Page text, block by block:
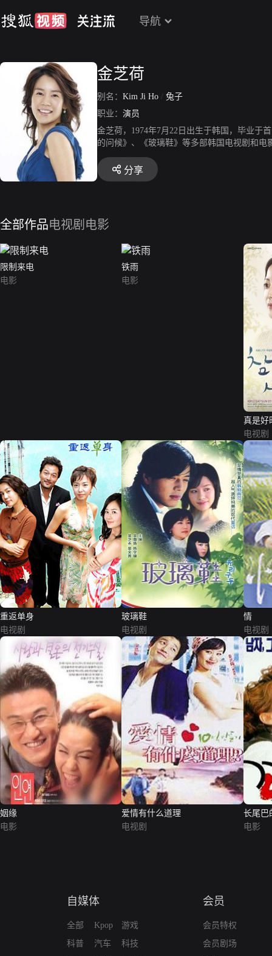
导航
金芝荷
别名： Kim Ji Ho / 兔子
职业： 演员
金芝荷，1974年7月22日出生于韩国，毕业于
的问候》、《玻璃鞋》等多部韩国电视剧和
分享
全部作品电视剧 电影
限制来电
电影
铁雨
电影
真是好
电视剧
重返单身
电视剧
玻璃鞋
电视剧
情
电视剧
姻缘
电影
爱情有什么道理
电视剧
长尾巴
电影
自媒体
全部
科普
Kpop
汽车
游戏
科技
会员
会员特权
会员剧场